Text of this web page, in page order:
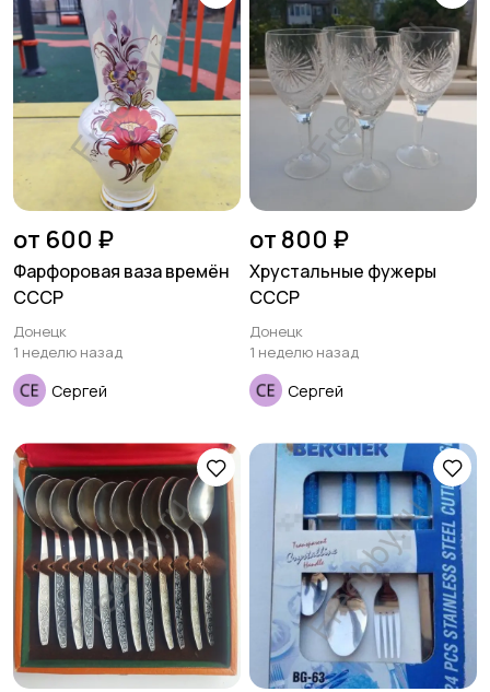
от 600 ₽
Фарфоровая ваза времён
СССР
Донецк
1 неделю назад
Сергей
от 800 ₽
Хрустальные фужеры
СССР
Донецк
1 неделю назад
Сергей